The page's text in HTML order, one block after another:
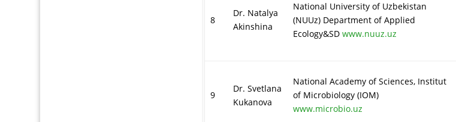
8
Dr. Natalya
Akinshina
National University of Uzbekistan
(NUUz) Department of Applied
Ecology&SD www.nuuz.uz
9
Dr. Svetlana
Kukanova
National Academy of Sciences, Institut
of Microbiology (IOM)
www.microbio.uz